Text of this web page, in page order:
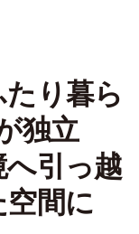
たり暮ら
独立
引っ越
空間に